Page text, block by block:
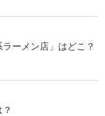
ーメン店」はどこ？